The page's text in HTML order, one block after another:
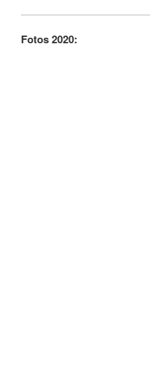
Fotos 2020: